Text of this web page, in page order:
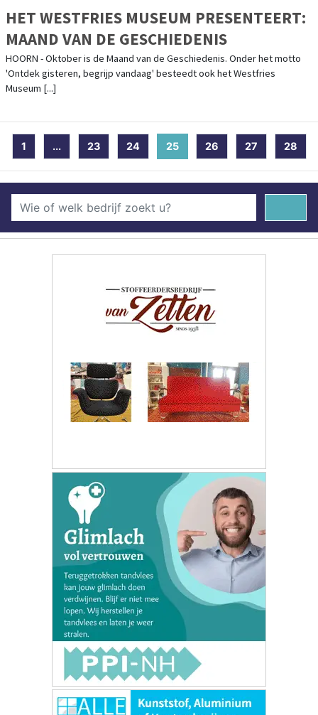
HET WESTFRIES MUSEUM PRESENTEERT:
MAAND VAN DE GESCHIEDENIS
HOORN - Oktober is de Maand van de Geschiedenis. Onder het motto
'Ontdek gisteren, begrijp vandaag' besteedt ook het Westfries
Museum [...]
1 ... 23 24 25(current)
26 27 28